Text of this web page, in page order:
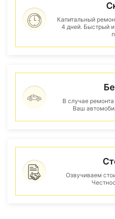
Капитальный
4 дней. Быстрый и
В случае
Ваш
Озвучиваем